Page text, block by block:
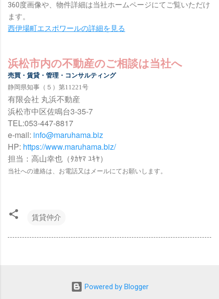
360度画像や、物件詳細は当社ホームページにてご覧いただけ
ます。
西伊場町エスポワールの詳細を見る
浜松市内の不動産のご相談は当社へ
売買・賃貸・管理・コンサルティング
静岡県知事（５）第11221号
有限会社 丸浜不動産
浜松市中区佐鳴台3-35-7
TEL:053-447-8817
e-mail: info@maruhama.biz
HP: https://www.maruhama.biz/
担当：高山幸也（ﾀｶﾔﾏ ﾕｷﾔ）
当社への連絡は、お電話又はメールにてお願いします。
賃貸仲介
Powered by Blogger